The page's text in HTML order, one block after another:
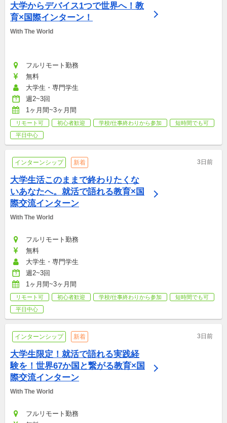
大学からデバイス1つで世界へ！教
育×国際インターン！
With The World
フルリモート勤務
無料
大学生・専門学生
週2~3回
1ヶ月間~3ヶ月間
リモート可 初心者歓迎 学校/仕事終わりから参加
短時間でも可
平日中心
インターンシップ 新着 3日前
大学生活このままで終わりたくな
いあなたへ。就活で語れる教育×国
際交流インターン
With The World
フルリモート勤務
無料
大学生・専門学生
週2~3回
1ヶ月間~3ヶ月間
リモート可 初心者歓迎 学校/仕事終わりから参加
短時間でも可
平日中心
インターンシップ 新着 3日前
大学生限定！就活で語れる実践経
験を！世界67か国と繋がる教育×国
際交流インターン
With The World
フルリモート勤務